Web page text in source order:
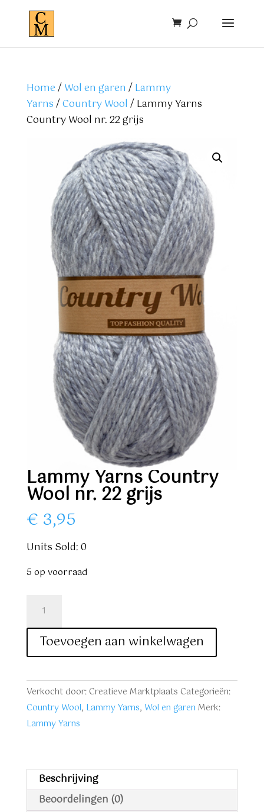
Home/Wol en garen /Lammy
Yarns/Country Wool / Lammy Yarns
Country Wool nr. 22 grijs
Lammy Yarns Country
Wool nr. 22 grijs
€ 3,95
Units Sold: 0
5 op voorraad
Yarns
Country
Wool
22
grijs
aantal
Toevoegen aan winkelwagen
Verkocht door: Creatieve Marktplaats Categorieën:
Country Wool, Lammy Yarns, Wol en garen Merk:
Lammy Yarns
Beschrijving
Beoordelingen (0)